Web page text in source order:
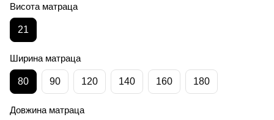
Висота матраца
21
Ширина матраца
80 90 120 140 160 180
Довжина матраца